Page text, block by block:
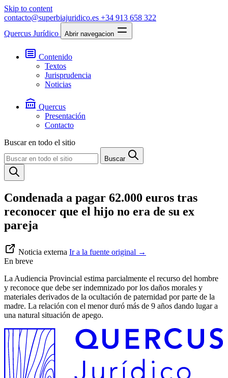
Skip to content
contacto@superbiajuridico.es +34 913 658 322
Quercus Jurídico
Abrir navegacion
Contenido
Textos
Jurisprudencia
Noticias
Quercus
Presentación
Contacto
Buscar en todo el sitio
Buscar
Condenada a pagar 62.000 euros tras
reconocer que el hijo no era de su ex
pareja
Noticia externa Ir a la fuente original →
En breve
La Audiencia Provincial estima parcialmente el recurso del hombre
y reconoce que debe ser indemnizado por los daños morales y
materiales derivados de la ocultación de paternidad por parte de la
madre. La relación con el menor duró más de 9 años dando lugar a
una natural situación de apego.